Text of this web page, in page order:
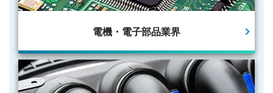
電機・電子部品業界